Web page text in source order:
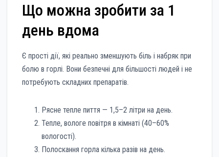
Що можна зробити за 1
день вдома
Є прості дії, які реально зменшують біль і набряк при
болю в горлі. Вони безпечні для більшості людей і не
потребують складних препаратів.
Рясне тепле пиття — 1,5–2 літри на день.
Тепле, вологе повітря в кімнаті (40–60%
вологості).
Полоскання горла кілька разів на день.